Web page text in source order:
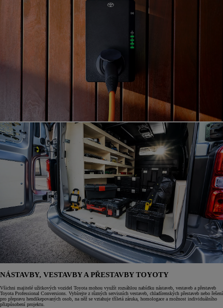
NÁSTAVBY, VESTAVBY A PŘESTAVBY TOYOTY
Všichni majitelé užitkových vozidel Toyota mohou využít rozsáhlou nabídku nástaveb, vestaveb a přestaveb
Toyota Professional Conversions. Vybírejte z různých servisních vestaveb, chladírenských přestaveb nebo řešení
pro přepravu hendikepovaných osob, na něž se vztahuje tříletá záruka, homologace a možnost individuálního
přizpůsobení projektu.